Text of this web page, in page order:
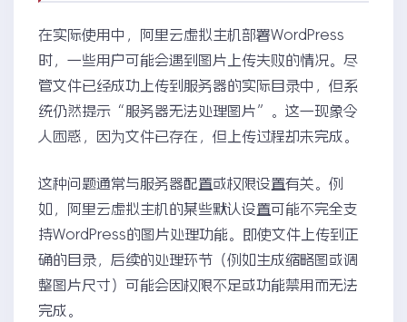
在实际使用中，阿里云虚拟主机部署WordPress
时，一些用户可能会遇到图片上传失败的情况。尽
管文件已经成功上传到服务器的实际目录中，但系
统仍然提示“服务器无法处理图片”。这一现象令
人困惑，因为文件已存在，但上传过程却未完成。
这种问题通常与服务器配置或权限设置有关。例
如，阿里云虚拟主机的某些默认设置可能不完全支
持WordPress的图片处理功能。即使文件上传到正
确的目录，后续的处理环节（例如生成缩略图或调
整图片尺寸）可能会因权限不足或功能禁用而无法
完成。